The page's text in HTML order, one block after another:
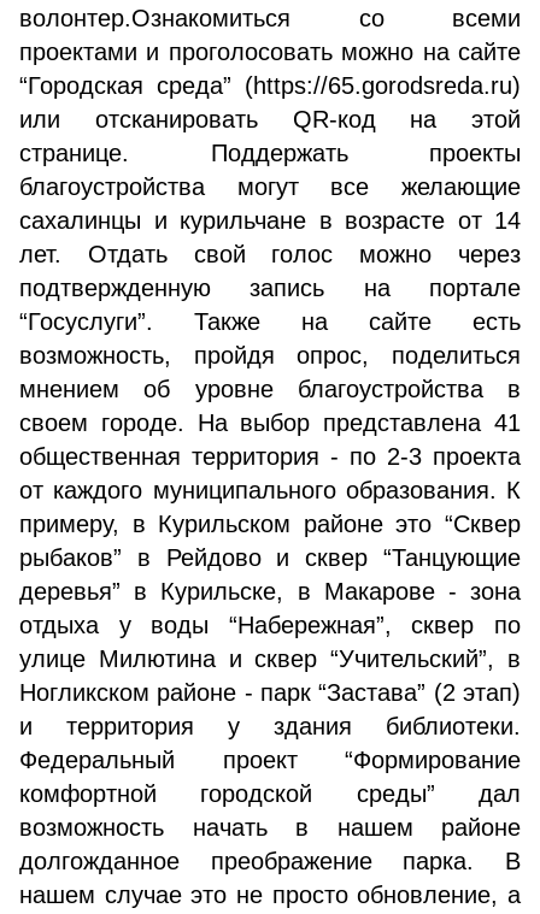
волонтер.Ознакомиться со всеми
проектами и проголосовать можно на сайте
“Городская среда” (https://65.gorodsreda.ru)
или отсканировать QR-код на этой
странице. Поддержать проекты
благоустройства могут все желающие
сахалинцы и курильчане в возрасте от 14
лет. Отдать свой голос можно через
подтвержденную запись на портале
“Госуслуги”. Также на сайте есть
возможность, пройдя опрос, поделиться
мнением об уровне благоустройства в
своем городе. На выбор представлена 41
общественная территория - по 2-3 проекта
от каждого муниципального образования. К
примеру, в Курильском районе это “Сквер
рыбаков” в Рейдово и сквер “Танцующие
деревья” в Курильске, в Макарове - зона
отдыха у воды “Набережная”, сквер по
улице Милютина и сквер “Учительский”, в
Ногликском районе - парк “Застава” (2 этап)
и территория у здания библиотеки.
Федеральный проект “Формирование
комфортной городской среды” дал
возможность начать в нашем районе
долгожданное преображение парка. В
нашем случае это не просто обновление, а